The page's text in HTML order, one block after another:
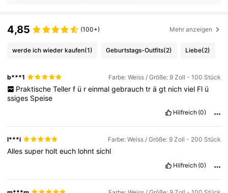
4,85 (100+) Mehr anzeigen
werde ich wieder kaufen(1) Geburtstags-Outfits(2) Liebe(2)
b***1 Farbe: Weiss / Größe: 9 Zoll - 100 Stück
Praktische Teller f ü r einmal gebrauch tr ä gt nich viel Fl ü
ssiges Speise
Hilfreich (0)
l***i Farbe: Weiss / Größe: 9 Zoll - 200 Stück
Allessuper holteuch lohntsichl
Hilfreich (0)